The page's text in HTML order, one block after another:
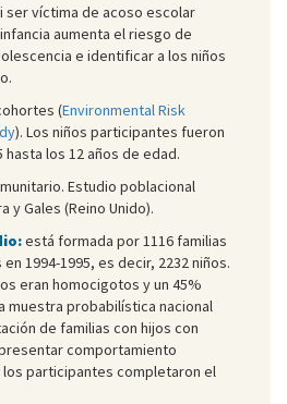
ser víctima de acoso escolar
aumenta el riesgo de
e identificar a los niños
(Environmental Risk
). Los niños participantes fueron
los 12 años de edad.
Estudio poblacional
y Gales (Reino Unido).
está formada por 1116 familias
1994-1995, es decir, 2232 niños.
eran homocigotos y un 45%
muestra probabilística nacional
de familias con hijos con
comportamiento
participantes completaron el